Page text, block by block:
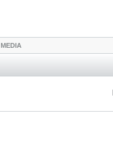
MEDIA